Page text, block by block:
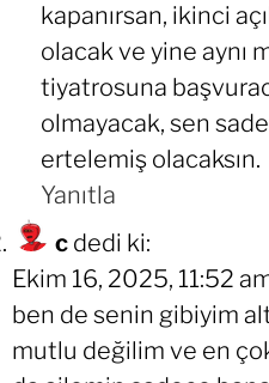
kapanırsan, ikinci
olacak ve yine aynı
tiyatrosuna
olmayacak, sen
ertelemiş olacaksın.
Yanıtla
c dedi ki:
Ekim 16, 2025, 11:52
ben de senin gibiyim
mutlu değilim ve en